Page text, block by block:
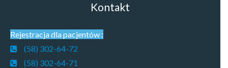
Kontakt
Rejestracja dla pacjentów :
(58) 302-64-72
(58) 302-64-71